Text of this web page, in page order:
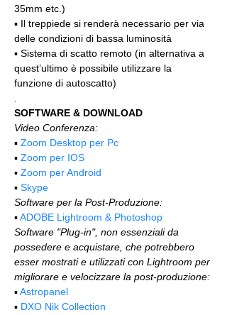
35mm etc.)
▪️ Il treppiede si renderà necessario per via
delle condizioni di bassa luminosità
▪️ Sistema di scatto remoto (in alternativa a
quest’ultimo è possibile utilizzare la
funzione di autoscatto)
SOFTWARE & DOWNLOAD
Video Conferenza:
▪️ Zoom Desktop per Pc
▪️ Zoom per IOS
▪️ Zoom per Android
▪️ Skype
Software per la Post-Produzione:
▪️ ADOBE Lightroom & Photoshop
Software "Plug-in", non essenziali da
possedere e acquistare, che potrebbero
esser mostrati e utilizzati con Lightroom per
migliorare e velocizzare la post-produzione:
▪️ Astropanel
▪️ DXO Nik Collection